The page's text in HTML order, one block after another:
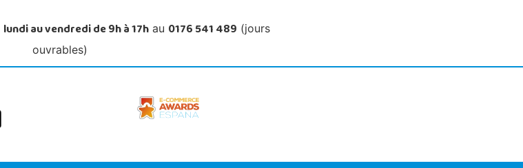
lundi au vendredi de 9h à 17h au 0176 541 489 (jours
ouvrables)